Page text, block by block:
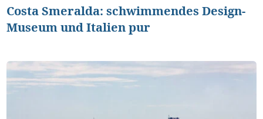
Costa Smeralda: schwimmendes Design-
Museum und Italien pur